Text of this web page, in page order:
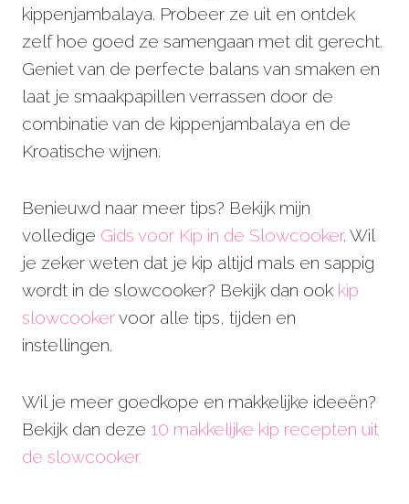
kippenjambalaya. Probeer ze uit en ontdek
zelf hoe goed ze samengaan met dit gerecht.
Geniet van de perfecte balans van smaken en
laat je smaakpapillen verrassen door de
combinatie van de kippenjambalaya en de
Kroatische wijnen.
Benieuwd naar meer tips? Bekijk mijn
volledige Gids voor Kip in de Slowcooker. Wil
je zeker weten dat je kip altijd mals en sappig
wordt in de slowcooker? Bekijk dan ook kip
slowcookervoor alle tips, tijden en
instellingen.
Wil je meer goedkope en makkelijke ideeën?
Bekijk dan deze 10 makkelijke kip recepten uit
de slowcooker.